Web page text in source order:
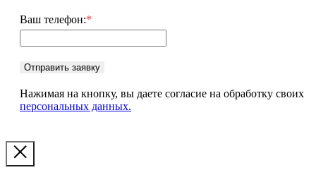
Ваш телефон:*
Отправить заявку
Нажимая на кнопку, вы даете согласие на обработку своих
персональных данных.